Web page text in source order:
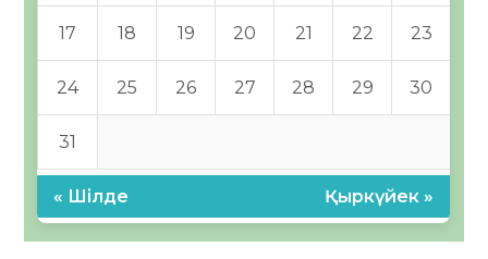
17 18 19 20 21 22 23
24 25 26 27 28 29 30
31
« Шілде Қыркүйек »